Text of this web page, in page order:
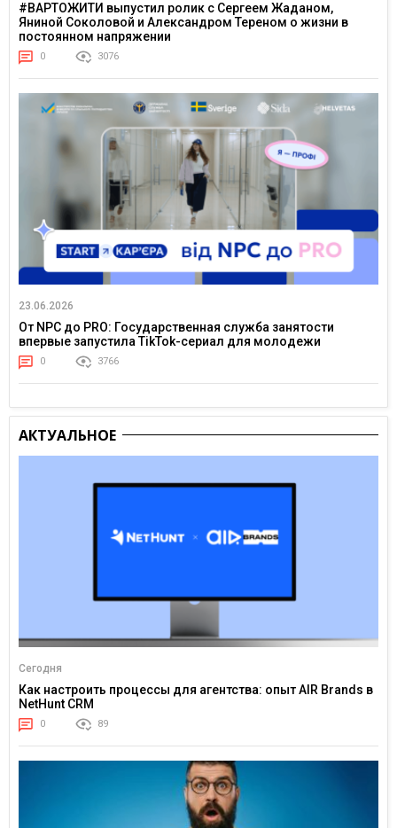
#ВАРТОЖИТИ выпустил ролик с Сергеем Жаданом,
Яниной Соколовой и Александром Тереном о жизни в
постоянном напряжении
0 3076
23.06.2026
От NPC до PRO: Государственная служба занятости
впервые запустила TikTok-сериал для молодежи
0 3766
АКТУАЛЬНОЕ
Сегодня
Как настроить процессы для агентства: опыт AIR Brands в
NetHunt CRM
0 89